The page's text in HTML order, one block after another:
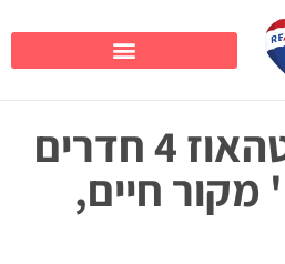
למכירה פנטהאוז 4 חדרים
חיים,